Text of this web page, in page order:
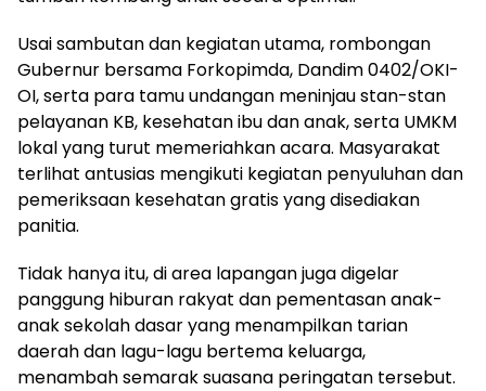
Usai sambutan dan kegiatan utama, rombongan
Gubernur bersama Forkopimda, Dandim 0402/OKI-
OI, serta para tamu undangan meninjau stan-stan
pelayanan KB, kesehatan ibu dan anak, serta UMKM
lokal yang turut memeriahkan acara. Masyarakat
terlihat antusias mengikuti kegiatan penyuluhan dan
pemeriksaan kesehatan gratis yang disediakan
panitia.
Tidak hanya itu, di area lapangan juga digelar
panggung hiburan rakyat dan pementasan anak-
anak sekolah dasar yang menampilkan tarian
daerah dan lagu-lagu bertema keluarga,
menambah semarak suasana peringatan tersebut.